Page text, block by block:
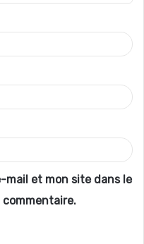
mail et mon site dans le